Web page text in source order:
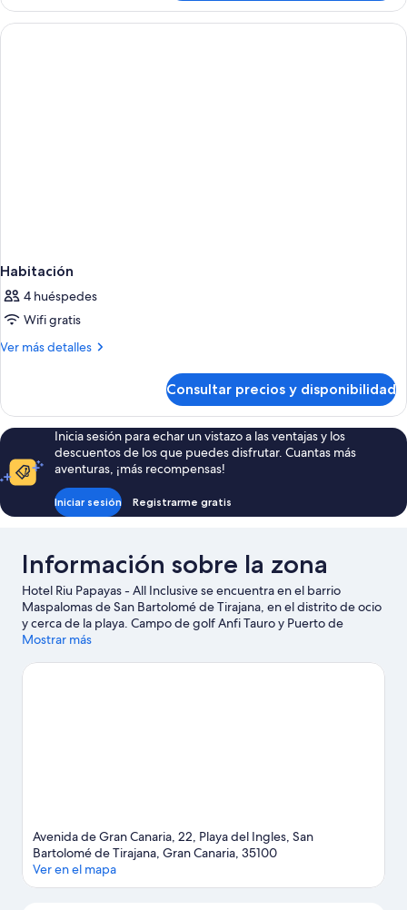
Habitación
4 huéspedes
Wifi gratis
Ver más detalles
Más
Consultar precios y disponibilidad
Inicia sesión para echar un vistazo a las ventajas y los
descuentos de los que puedes disfrutar. Cuantas más
aventuras, ¡más recompensas!
Iniciar sesión Registrarme gratis
Información sobre la zona
Hotel Riu Papayas - All Inclusive se encuentra en el barrio
Maspalomas de San Bartolomé de Tirajana, en el distrito de ocio
y cerca de la playa. Campo de golf Anfi Tauro y Puerto de
Mogán son excelentes opciones para los que buscan unas
Dunas de Maspalomas y Playa de Anfi del Mar son lo que
Mostrar más
Avenida de Gran Canaria, 22, Playa del Ingles, San
Bartolomé de Tirajana, Gran Canaria, 35100
Ver en el mapa